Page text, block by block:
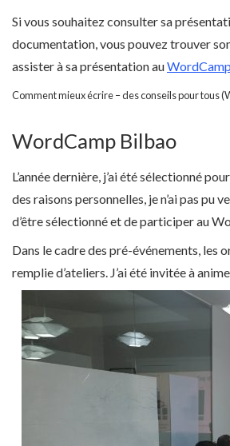
Si vous souhaitez consulter sa
documentation, vous pouvez trouver
assister à sa présentation au
Comment mieux écrire – des conseils pour tous
WordCamp Bilbao
L’année dernière, j’ai été sélectionné
des raisons personnelles, je n’ai pas
d’être sélectionné et de participer au
Dans le cadre des pré-événements, les
remplie d’ateliers. J’ai été invitée à